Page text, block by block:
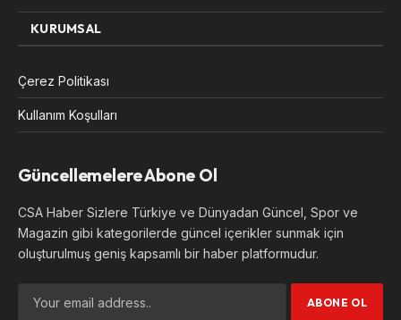
KURUMSAL
Çerez Politikası
Kullanım Koşulları
Güncellemelere Abone Ol
CSA Haber Sizlere Türkiye ve Dünyadan Güncel, Spor ve
Magazin gibi kategorilerde güncel içerikler sunmak için
oluşturulmuş geniş kapsamlı bir haber platformudur.